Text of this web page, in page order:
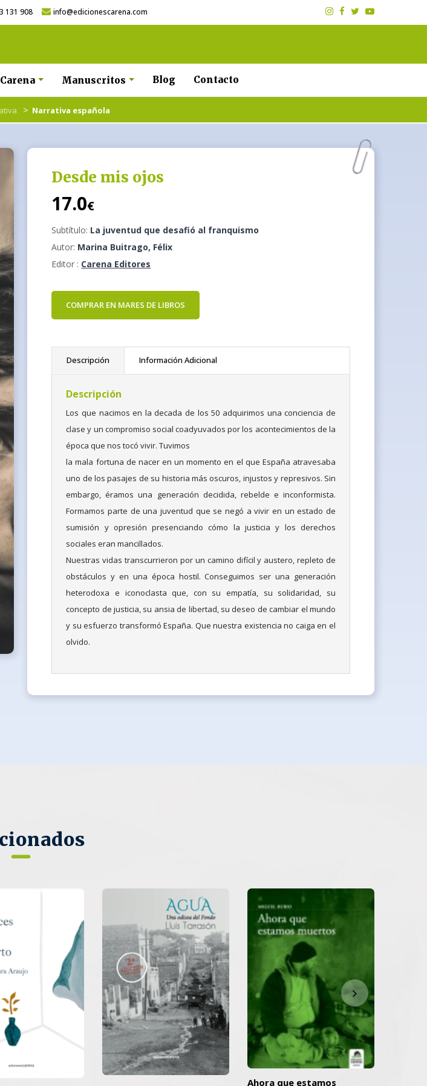
131 908 info@edicionescarena.com
Manuscritos Blog Contacto
> Narrativa española
Desde mis ojos
17.0€
Subtítulo: La juventud que desafió al franquismo
Autor: Marina Buitrago, Félix
Editor : Carena Editores
COMPRAR EN MARES DE LIBROS
Descripción Información Adicional
Descripción
Los que nacimos en la decada de los 50 adquirimos una conciencia de
clase y un compromiso social coadyuvados por los acontecimientos de la
época que nos tocó vivir. Tuvimos
la mala fortuna de nacer en un momento en el que España atravesaba
uno de los pasajes de su historia más oscuros, injustos y represivos. Sin
embargo, éramos una generación decidida, rebelde e inconformista.
Formamos parte de una juventud que se negó a vivir en un estado de
sumisión y opresión presenciando cómo la justicia y los derechos
sociales eran mancillados.
Nuestras vidas transcurrieron por un camino difícil y austero, repleto de
obstáculos y en una época hostil. Conseguimos ser una generación
heterodoxa e iconoclasta que, con su empatía, su solidaridad, su
concepto de justicia, su ansia de libertad, su deseo de cambiar el mundo
y su esfuerzo transformó España. Que nuestra existencia no caiga en el
olvido.
Ahora que estamos